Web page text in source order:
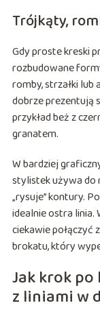
Trójkąty,
Gdy proste kreski
rozbudowane
romby, strzałki lub
dobrze prezentują
przykład beż z
granatem.
W bardziej
stylistek używa do
„rysuje” kontury.
idealnie ostra
ciekawie połączyć
brokatu, który
Jak krok
z liniami w